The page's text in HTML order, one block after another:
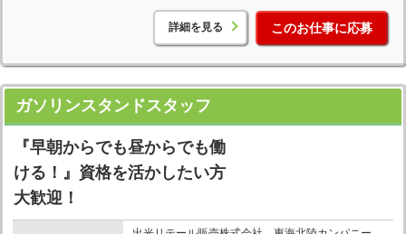
詳細を見る このお仕事に応募
ガソリンスタンドスタッフ
『早朝からでも昼からでも働
ける！』資格を活かしたい方
大歓迎！